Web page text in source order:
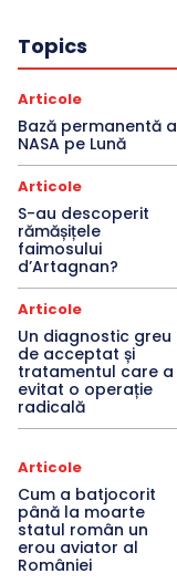
Topics
Articole
Bază permanentă a
NASA pe Lună
Articole
S-au descoperit
rămășițele
faimosului
d’Artagnan?
Articole
Un diagnostic greu
de acceptat și
tratamentul care a
evitat o operație
radicală
Articole
Cum a batjocorit
până la moarte
statul român un
erou aviator al
României